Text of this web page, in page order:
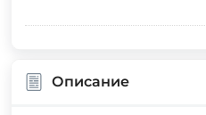
Описание